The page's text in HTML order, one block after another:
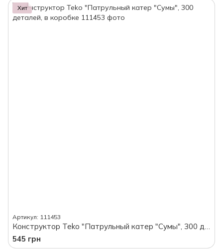
Хит
Артикул: 111453
Конструктор Teko "Патрульный катер "Сумы", 300 деталей, в коробке
545 грн